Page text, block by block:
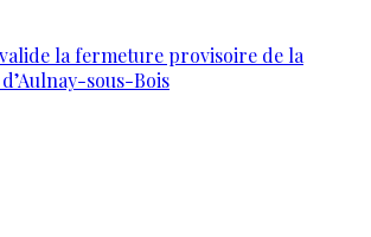
la fermeture provisoire de la
sous-Bois